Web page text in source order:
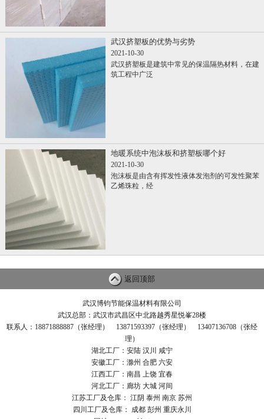
武汉挤塑板的优势与劣势
2021-10-30
武汉挤塑板是建筑中常见的保温隔热材料，在建
筑工程中广泛
地暖系统中泡沫板和挤塑板哪个好
2021-10-30
泡沫板是由含有挥发性液体发泡剂的可发性聚苯
乙烯珠粒，经
返回顶部
武汉博钧节能保温材料有限公司
武汉总部：武汉市武昌区中北路越秀星悦峯28楼
联系人：18871888887（张经理） 13871593397（张经理） 13407136708（张经
理）
湖北工厂：安陆 汉川 咸宁
安徽工厂：滁州 合肥 六安
江西工厂：南昌 上饶 宜春
河北工厂：廊坊 大城 河间
江苏工厂及仓库： 江阴 泰州 南京 苏州
四川工厂及仓库： 成都 彭州 重庆永川